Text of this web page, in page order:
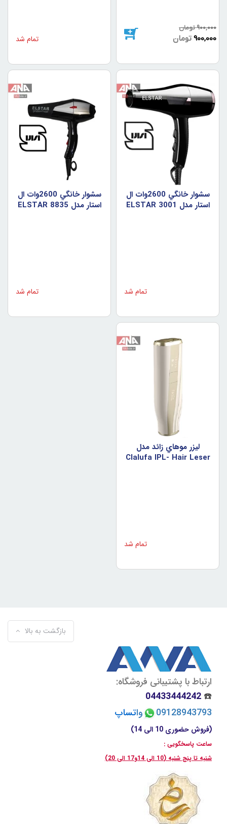
900,000تومان
900,000 تومان تمام شد
سشوار خانگي 2600وات ال
استار مدل ELSTAR 3001
تمام شد
سشوار خانگي 2600وات ال
استار مدل ELSTAR 8835
تمام شد
ليزر موهاي زائد مدل
Clalufa IPL- Hair Leser
تمام شد
بازگشت به بالا
ارتباط با پشتیبانی فروشگاه:
☎️
04433444242
09128943793
واتساپ
(فروش حضوری 10 الی 14)
ساعت پاسخگویی :
شنبه تا پنج شنبه (10 الی 14و17 الی 20)